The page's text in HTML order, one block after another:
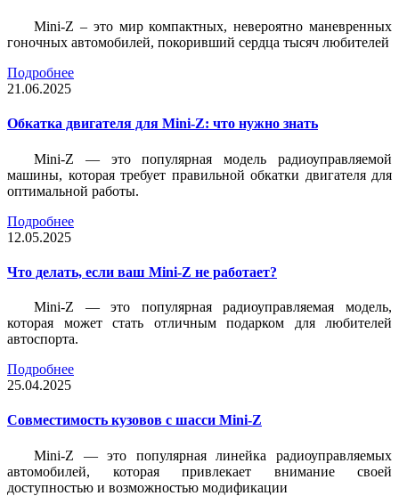
Mini-Z – это мир компактных, невероятно маневренных
гоночных автомобилей, покоривший сердца тысяч любителей
Подробнее
21.06.2025
Обкатка двигателя для Mini-Z: что нужно знать
Mini-Z — это популярная модель радиоуправляемой
машины, которая требует правильной обкатки двигателя для
оптимальной работы.
Подробнее
12.05.2025
Что делать, если ваш Mini-Z не работает?
Mini-Z — это популярная радиоуправляемая модель,
которая может стать отличным подарком для любителей
автоспорта.
Подробнее
25.04.2025
Совместимость кузовов с шасси Mini-Z
Mini-Z — это популярная линейка радиоуправляемых
автомобилей, которая привлекает внимание своей
доступностью и возможностью модификации